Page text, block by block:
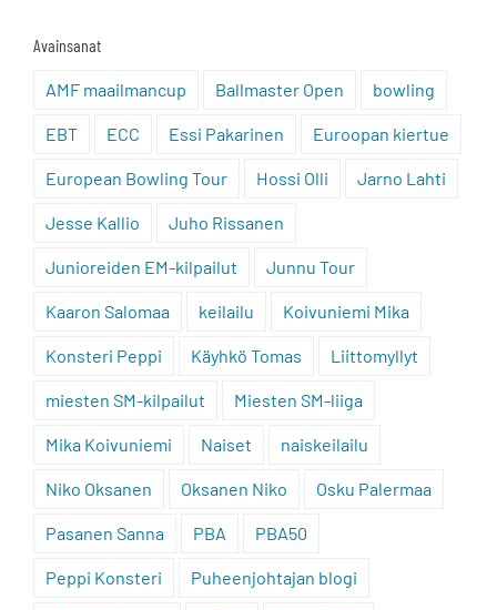
Avainsanat
AMF maailmancup Ballmaster Open bowling
EBT ECC Essi Pakarinen Euroopan kiertue
European Bowling Tour Hossi Olli Jarno Lahti
Jesse Kallio Juho Rissanen
Junioreiden EM-kilpailut Junnu Tour
Kaaron Salomaa keilailu Koivuniemi Mika
Konsteri Peppi Käyhkö Tomas Liittomyllyt
miesten SM-kilpailut Miesten SM-liiga
Mika Koivuniemi Naiset naiskeilailu
Niko Oksanen Oksanen Niko Osku Palermaa
Pasanen Sanna PBA PBA50
Peppi Konsteri Puheenjohtajan blogi